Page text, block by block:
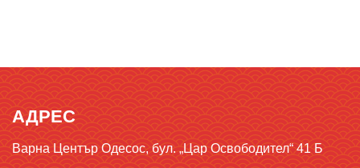
АДРЕС
Варна Център Одесос, бул. „Цар Освободител“ 41 Б